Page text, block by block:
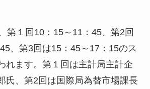
第１回10：15～11：45、第2回
、第3回は15：45～17：15のス
れます。第１回は主計局主計企
氏、第2回は国際局為替市場課長